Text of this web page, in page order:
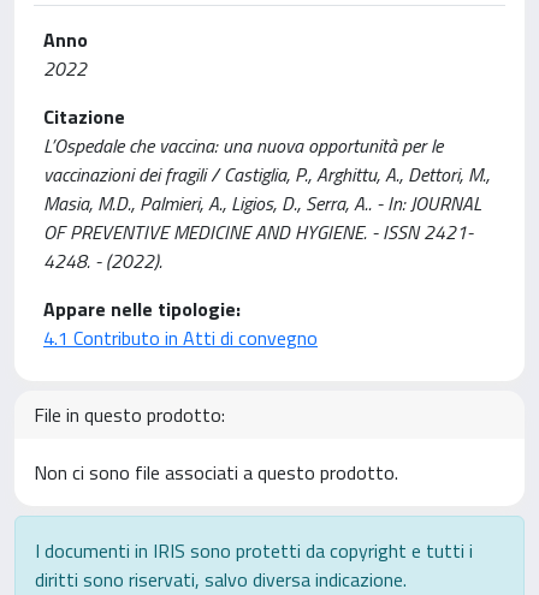
Anno
2022
Citazione
L’Ospedale che vaccina: una nuova opportunità per le
vaccinazioni dei fragili / Castiglia, P., Arghittu, A., Dettori, M.,
Masia, M.D., Palmieri, A., Ligios, D., Serra, A.. - In: JOURNAL
OF PREVENTIVE MEDICINE AND HYGIENE. - ISSN 2421-
4248. - (2022).
Appare nelle tipologie:
4.1 Contributo in Atti di convegno
File in questo prodotto:
Non ci sono file associati a questo prodotto.
I documenti in IRIS sono protetti da copyright e tutti i
diritti sono riservati, salvo diversa indicazione.